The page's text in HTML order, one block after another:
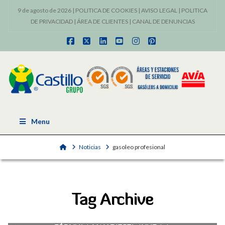
9 de agosto de 2026 | POLITICA DE COOKIES | AVISO LEGAL | POLITICA
DE PRIVACIDAD| ÁREA DE CLIENTES| CANAL DE DENUNCIAS
Facebook
X LinkedInYouTubeInstagram
Pinterest
Menu
HomeNoticias gasoleo profesional
Tag Archive